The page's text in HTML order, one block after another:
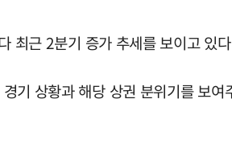
근 2분기 증가 추세를 보이고 있
기 상황과 해당 상권 분위기를 보여